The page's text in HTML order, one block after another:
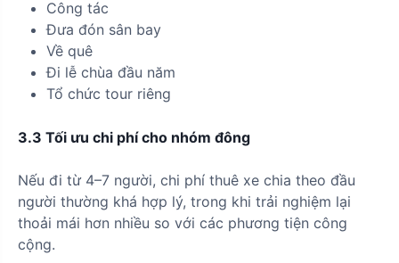
Công tác
Đưa đón sân bay
Về quê
Đi lễ chùa đầu năm
Tổ chức tour riêng
3.3 Tối ưu chi phí cho nhóm đông
Nếu đi từ 4–7 người, chi phí thuê xe chia theo đầu
người thường khá hợp lý, trong khi trải nghiệm lại
thoải mái hơn nhiều so với các phương tiện công
cộng.